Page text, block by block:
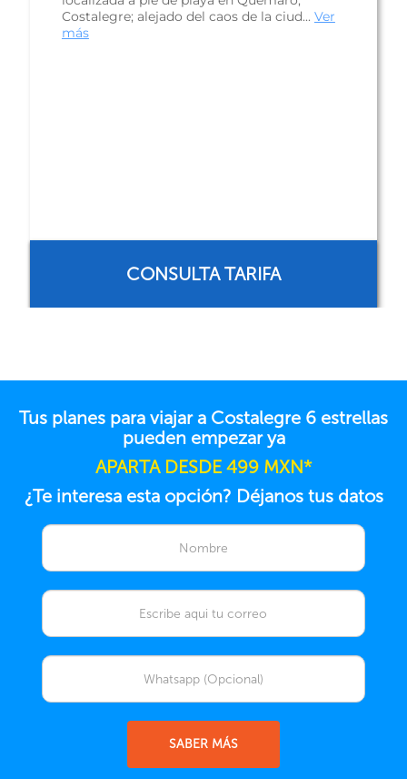
Costalegre; alejado del caos de la ciud... Ver
más
CONSULTA TARIFA
Tus planes para viajar a Costalegre 6 estrellas
pueden empezar ya
APARTA DESDE 499 MXN*
¿Te interesa esta opción? Déjanos tus datos
SABER MÁS